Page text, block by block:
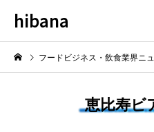
フードビジネス・飲食業界のニュースメ
hibana
フードビジネス・飲食業界ニ
恵比寿ビ